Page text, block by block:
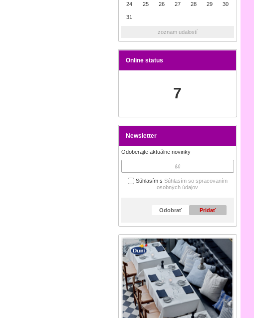
24 25 26 27 28 29 30
31
zoznam udalostí
Online status
7
Newsletter
Odoberajte aktuálne novinky
Súhlasím s Súhlasím so spracovaním
osobných údajov
Odobrať Pridať